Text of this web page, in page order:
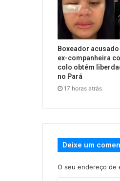
Boxeador
ex-companheira
colo obtém
no Pará
17 horas atrás
Deixe um
O seu endereço de